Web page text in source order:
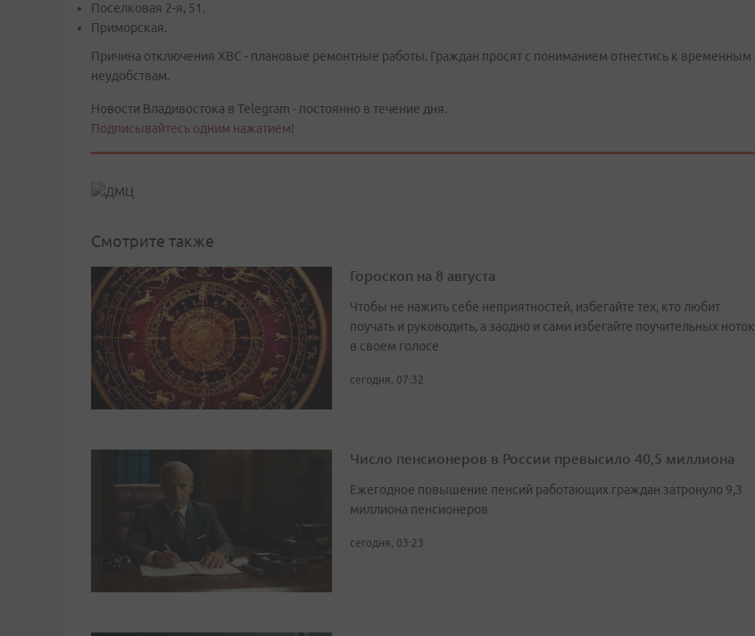
Поселковая 2-я, 51.
Приморская.
Причина отключения ХВС - плановые ремонтные работы. Граждан просят с пониманием отнестись к временным
неудобствам.
Новости Владивостока в Telegram - постоянно в течение дня.
Подписывайтесь одним нажатием!
Смотрите также
Гороскоп на 8 августа
Чтобы не нажить себе неприятностей, избегайте тех, кто любит
поучать и руководить, а заодно и сами избегайте поучительных ноток
в своем голосе
сегодня, 07:32
Число пенсионеров в России превысило 40,5 миллиона
Ежегодное повышение пенсий работающих граждан затронуло 9,3
миллиона пенсионеров
сегодня, 03:23